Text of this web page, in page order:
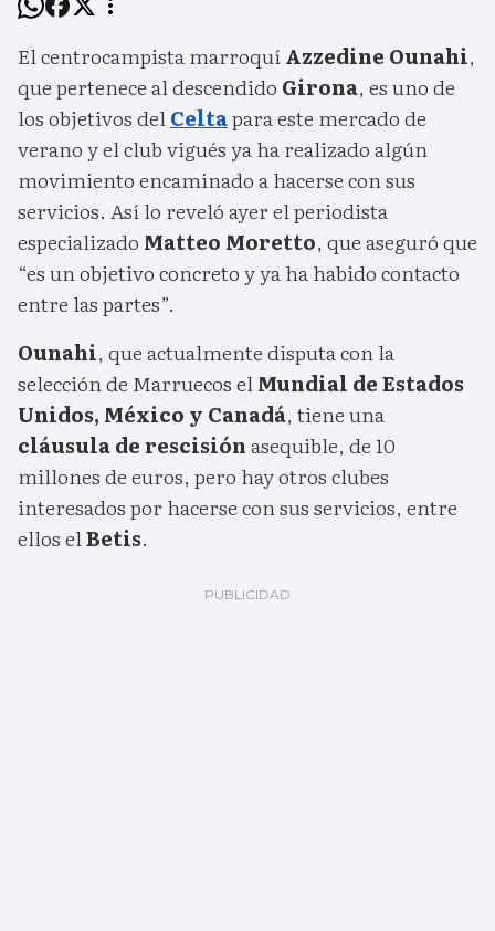
El centrocampista marroquíAzzedine Ounahi,
que pertenece al descendido Girona, es uno de
los objetivos delCeltapara este mercado de
verano y el club vigués ya ha realizado algún
movimiento encaminado a hacerse con sus
servicios. Así lo reveló ayer el periodista
especializado Matteo Moretto, que aseguró que
“es un objetivo concreto y ya ha habido contacto
entre las partes”.
Ounahi, que actualmente disputa con la
selección de Marruecos elMundial de Estados
Unidos, México y Canadá, tiene una
cláusula de rescisiónasequible, de 10
millones de euros, pero hay otros clubes
interesados por hacerse con sus servicios, entre
ellos elBetis.